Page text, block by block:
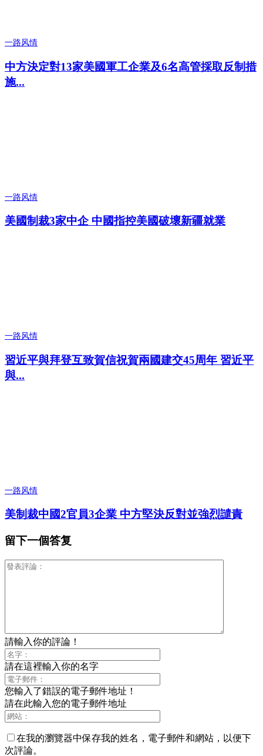
一路风情
中方決定對13家美國軍工企業及6名高管採取反制措
施...
一路风情
美國制裁3家中企 中國指控美國破壞新疆就業
一路风情
習近平與拜登互致賀信祝賀兩國建交45周年 習近平
與...
一路风情
美制裁中國2官員3企業 中方堅決反對並強烈譴責
留下一個答复
請輸入你的評論！
請在這裡輸入你的名字
您輸入了錯誤的電子郵件地址！
請在此輸入您的電子郵件地址
在我的瀏覽器中保存我的姓名，電子郵件和網站，以便下
次評論。